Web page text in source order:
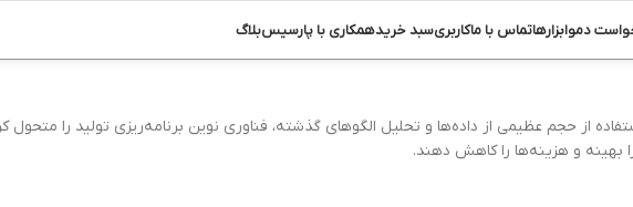
دموابزارهاتماس با ماکاربریسبد خریدهمکاری با پارسیسبلاگ
از حجم عظیمی از داده‌ها و تحلیل الگوهای گذشته، فناوری نوین برنامه‌ریزی تولید را متحول
بهینه و هزینه‌ها را کاهش دهند.